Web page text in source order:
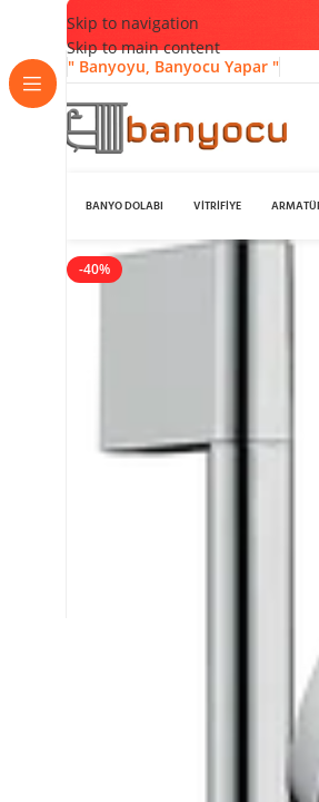
Skip to navigation
Skip to main content
" Banyoyu, Banyocu Yapar "
BANYO DOLABI VİTRİFİYE
-40%